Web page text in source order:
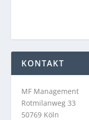
KONTAKT
MF Management
Rotmilanweg 33
50769 Köln